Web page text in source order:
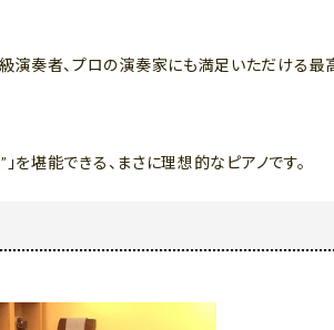
演奏者、プロの演奏家にも満足いただける最
を堪能できる、まさに理想的なピアノです。